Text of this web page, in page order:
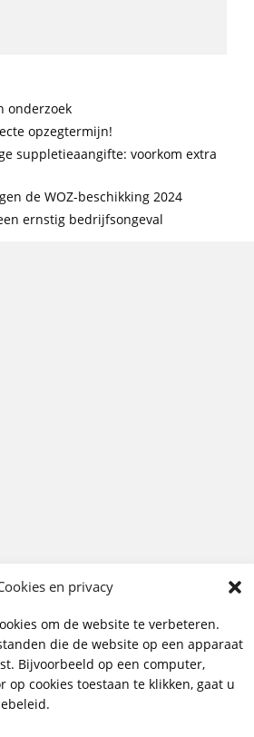
en privacy
om de website te verbeteren.
die de website op een apparaat
Bijvoorbeeld op een computer,
op cookies toestaan te klikken, gaat u
onderzoek
opzegtermijn!
suppletieaangifte: voorkom extra
de WOZ-beschikking 2024
ernstig bedrijfsongeval
in: